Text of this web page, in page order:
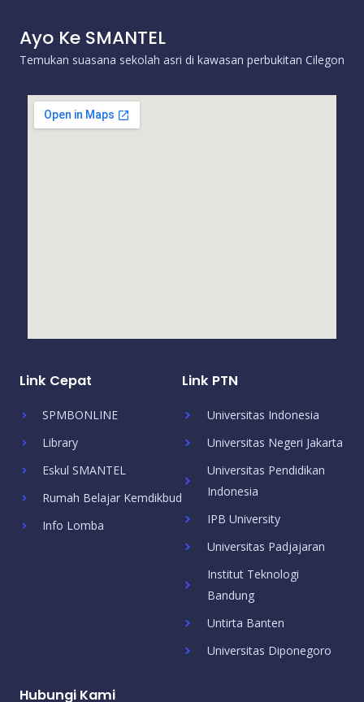
Ayo Ke SMANTEL
Temukan suasana sekolah asri di kawasan perbukitan Cilegon
Link Cepat
SPMBONLINE
Library
Eskul SMANTEL
Rumah Belajar Kemdikbud
Info Lomba
Link PTN
Universitas Indonesia
Universitas Negeri Jakarta
Universitas Pendidikan
Indonesia
IPB University
Universitas Padjajaran
Institut Teknologi
Bandung
Untirta Banten
Universitas Diponegoro
Hubungi Kami